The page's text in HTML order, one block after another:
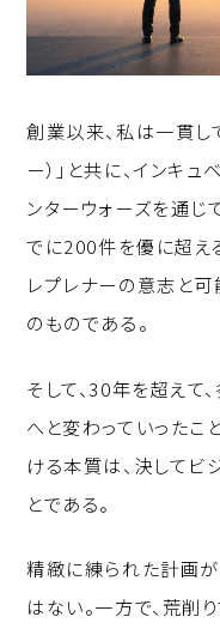
創業以来、私は一貫し
ー）」と共に、インキ
ンターウォーズを通じ
でに200件を優に超え
レプレナーの意志と
のものである。
そして、30年を超えて
へと変わっていったこ
ける本質は、決してビ
とである。
精緻に練られた計画
はない。一方で、荒削